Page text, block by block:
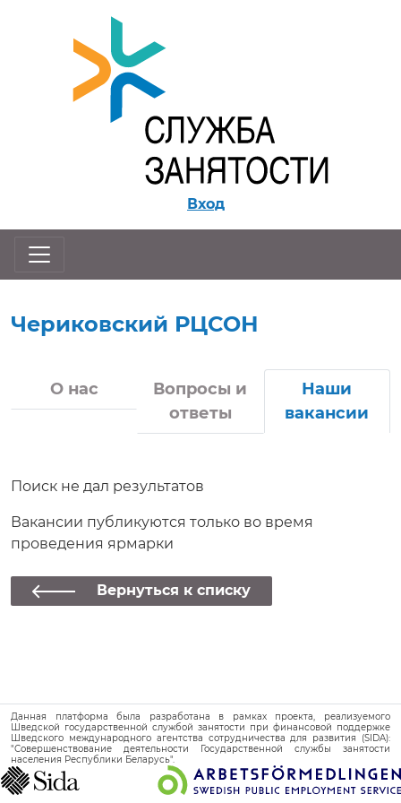
Вход
Чериковский РЦСОН
О нас
Вопросы и
ответы
Наши
вакансии
Поиск не дал результатов
Вакансии публикуются только во время
проведения ярмарки
Вернуться к списку
Данная платформа была разработана в рамках проекта, реализуемого
Шведской государственной службой занятости при финансовой поддержке
Шведского международного агентства сотрудничества для развития (SIDA):
"Совершенствование деятельности Государственной службы занятости
населения Республики Беларусь".